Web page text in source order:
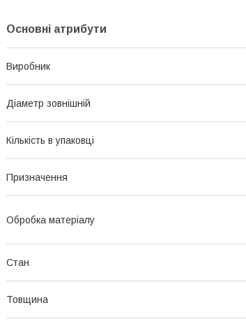
Основні атрибути
Виробник
Діаметр зовнішній
Кількість в упаковці
Призначення
Обробка матеріалу
Стан
Товщина